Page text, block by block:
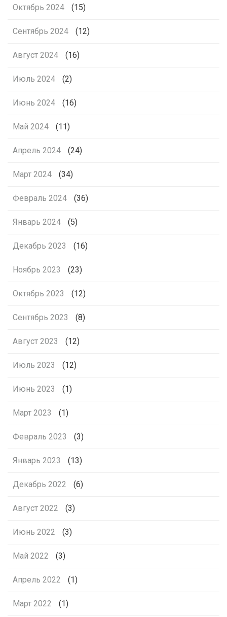
Октябрь 2024 (15)
Сентябрь 2024 (12)
Август 2024 (16)
Июль 2024 (2)
Июнь 2024 (16)
Май 2024 (11)
Апрель 2024 (24)
Март 2024 (34)
Февраль 2024 (36)
Январь 2024 (5)
Декабрь 2023 (16)
Ноябрь 2023 (23)
Октябрь 2023 (12)
Сентябрь 2023 (8)
Август 2023 (12)
Июль 2023 (12)
Июнь 2023 (1)
Март 2023 (1)
Февраль 2023 (3)
Январь 2023 (13)
Декабрь 2022 (6)
Август 2022 (3)
Июнь 2022 (3)
Май 2022 (3)
Апрель 2022 (1)
Март 2022 (1)